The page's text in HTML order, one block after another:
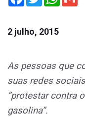
2 julho, 2015
As pessoas que
suas redes
“protestar contra
gasolina”.